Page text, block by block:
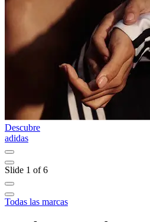
Descubre
adidas
Slide 1 of 6
Todas las marcas